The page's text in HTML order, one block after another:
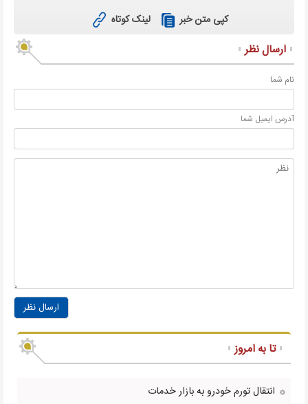
کپی متن خبر لینک کوتاه
ارسال نظر
نام شما
آدرس ايميل شما
ارسال نظر
تا به امروز
انتقال تورم خودرو به بازار خدمات